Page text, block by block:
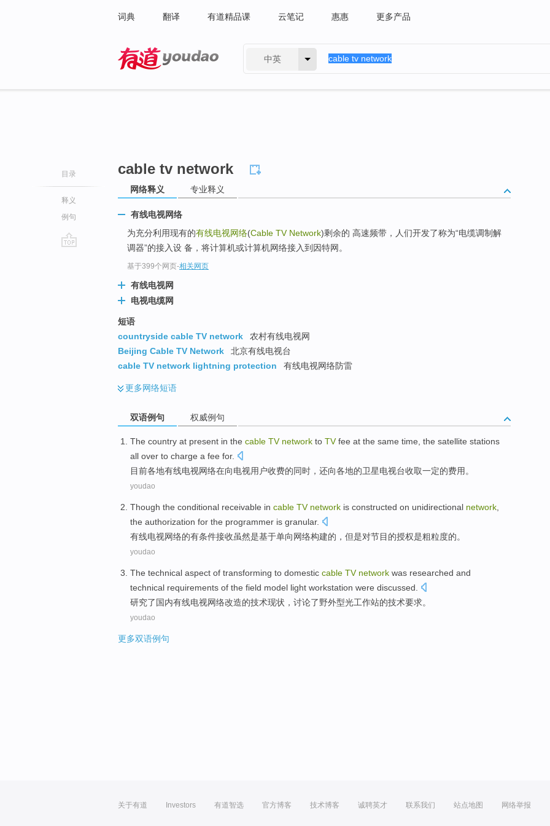
词典 翻译 有道精品课 云笔记 惠惠 更多产品
中英
目录
释义
例句
cable tv network
网络释义 专业释义
有线电视网络
为充分利用现有的有线电视网络(Cable TV Network)剩余的 高速频带，人们开发了称为“电缆调制解
调器”的接入设 备，将计算机或计算机网络接入到因特网。
基于399个网页-相关网页
有线电视网
电视电缆网
短语
countryside cable TV network
农村有线电视网
Beijing Cable TV Network
北京有线电视台
cable TV network lightning protection
有线电视网络防雷
更多网络短语
双语例句 权威例句
The country at present in the cable TV network to TV fee at the same time, the satellite stations
all over to charge a fee for.
目前各地有线电视网络在向电视用户收费的同时 ，还向各地的卫星电视台收取一定的费用。
youdao
Though the conditional receivable in cable TV network is constructed on unidirectional network
the authorization for the programmer is granular.
有线电视网络的有条件接收虽然是基于单向网络构建的 ，但是对节目 的授权是粗粒度的。
youdao
The technical aspect of transforming to domestic cable TV network was researched and
technical requirements of the field model light workstation were discussed
研究了 国内有线电视网络改造的技术现状， 讨论了野外型光工作站的技术要求。
youdao
更多双语例句
关于有道 Investors 有道智选 官方博客 技术博客 诚聘英才 联系我们 站点地图 网络举报